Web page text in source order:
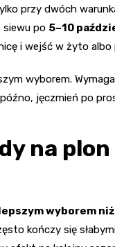
przy dwóch
siewu po 5–10
i wejść w żyto albo
wyborem.
jęczmień po
na
wyborem
kończy się